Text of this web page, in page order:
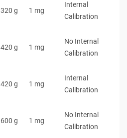
320 g 1 mg
Internal
Calibration
420 g 1 mg
No Internal
Calibration
420 g 1 mg
Internal
Calibration
600 g 1 mg
No Internal
Calibration